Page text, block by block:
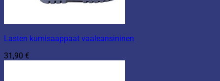
Lasten kumisaappaat vaaleansininen
31,90 €